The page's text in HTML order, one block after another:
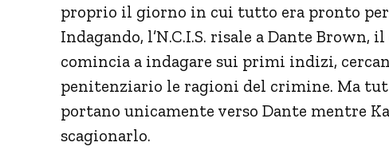
proprio il giorno in cui tutto era pronto
Indagando, l’N.C.I.S. risale a Dante Brown,
comincia a indagare sui primi indizi,
penitenziario le ragioni del crimine. Ma
portano unicamente verso Dante mentre
scagionarlo.